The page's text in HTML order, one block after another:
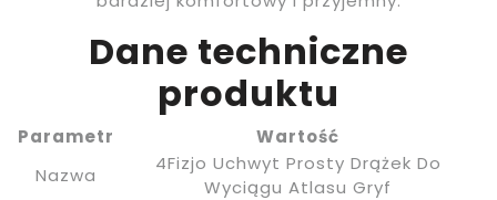
Dane techniczne
produktu
Parametr
Wartość
Nazwa
4Fizjo Uchwyt Prosty Drążek Do
Wyciągu Atlasu Gryf